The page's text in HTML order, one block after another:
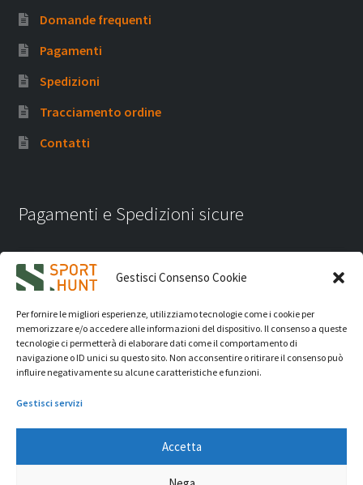
Gestisci Consenso Cookie
Per fornire le migliori esperienze, utilizziamo tecnologie come i cookie per
memorizzare e/o accedere alle informazioni del dispositivo. Il consenso a queste
tecnologie ci permetterà di elaborare dati come il comportamento di
navigazione o ID unici su questo sito. Non acconsentire o ritirare il consenso può
influire negativamente su alcune caratteristiche e funzioni.
Gestisci servizi
Accetta
Domande frequenti
Pagamenti
Spedizioni
Tracciamento ordine
Contatti
Pagamenti e Spedizioni sicure
iVision Communication S.r.l.- P.Iva 04233830407 - REA: RN